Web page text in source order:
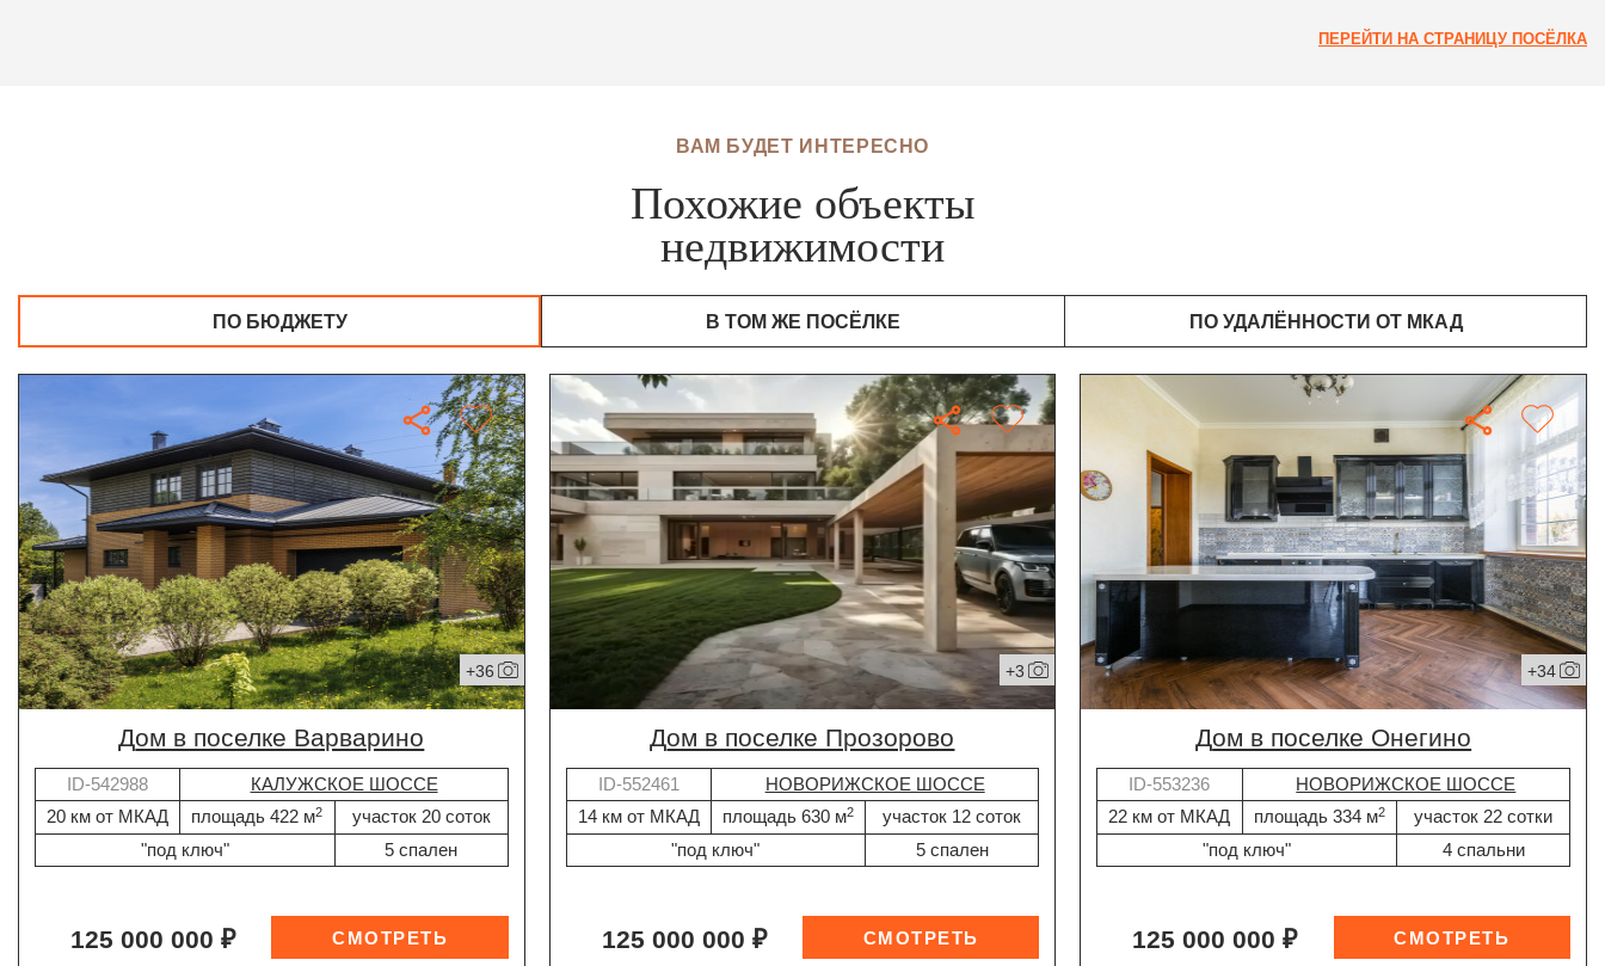
ПЕРЕЙТИ НА СТРАНИЦУ ПОСЁЛКА
ВАМ БУДЕТ ИНТЕРЕСНО
Похожие объекты
недвижимости
ПО БЮДЖЕТУ В ТОМ ЖЕ ПОСЁЛКЕ ПО УДАЛЁННОСТИ ОТ МКАД
+36
дом в поселке Варварино
ID-542988
КАЛУЖСКОЕ ШОССЕ
20 км от МКАД
площадь 422 м2
участок 20 соток
"под ключ"
5 спален
125 000 000 ₽
+3
дом в поселке Прозорово
ID-552461
НОВОРИЖСКОЕ ШОССЕ
14 км от МКАД
площадь 630 м2
участок 12 соток
"под ключ"
5 спален
125 000 000 ₽
+34
дом в поселке Онегино
ID-553236
НОВОРИЖСКОЕ ШОССЕ
22 км от МКАД
площадь 334 м2
участок 22 сотки
"под ключ"
4 спальни
125 000 000 ₽